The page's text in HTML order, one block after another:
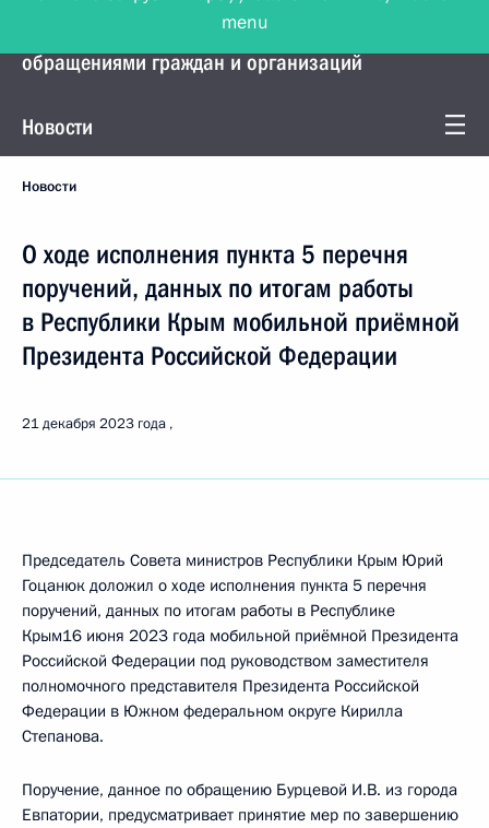
Управление Президента по работе с
обращениями граждан и организаций
Новости
Новости
О ходе исполнения пункта 5 перечня
поручений, данных по итогам работы
в Республики Крым мобильной приёмной
Президента Российской Федерации
21 декабря 2023 года
Председатель Совета министров Республики Крым Юрий
Гоцанюк доложил о ходе исполнения пункта 5 перечня
поручений, данных по итогам работы в Республике
Крым16 июня 2023 года мобильной приёмной Президента
Российской Федерации под руководством заместителя
полномочного представителя Президента Российской
Федерации в Южном федеральном округе Кирилла
Степанова.
Поручение, данное по обращению Бурцевой И.В. из города
Евпатории, предусматривает принятие мер по завершению
menu